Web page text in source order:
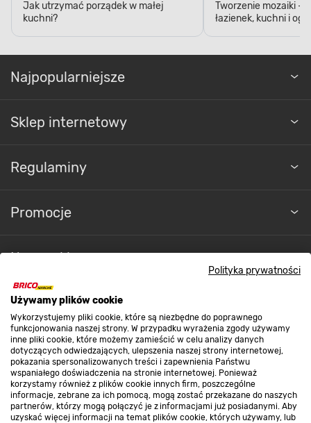
Polityka prywatności
Używamy plików cookie
Wykorzystujemy pliki cookie, które są niezbędne do poprawnego
funkcjonowania naszej strony. W przypadku wyrażenia zgody używamy
inne pliki cookie, które możemy zamieścić w celu analizy danych
dotyczących odwiedzających, ulepszenia naszej strony internetowej,
pokazania spersonalizowanych treści i zapewnienia Państwu
wspaniałego doświadczenia na stronie internetowej. Ponieważ
korzystamy również z plików cookie innych firm, poszczególne
informacje, zebrane za ich pomocą, mogą zostać przekazane do naszych
partnerów, którzy mogą połączyć je z informacjami już posiadanymi. Aby
uzyskać więcej informacji na temat plików cookie, których używamy, lub
Jak utrzymać porządek w małej
kuchni?
Tworzenie mozaiki -
łazienek, kuchni i
Najpopularniejsze
Sklep internetowy
Regulaminy
Promocje
Nasze sklepy
O nas
Kontakt do sklepu
Strefa biznesu